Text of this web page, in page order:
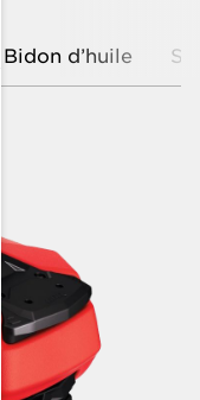
Bidon d’huile